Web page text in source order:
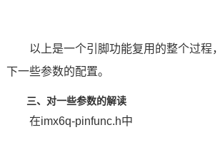
以上是一个引脚功能复用的整个过程
下一些参数的配置。
三、对一些参数的解读
在imx6q-pinfunc.h中